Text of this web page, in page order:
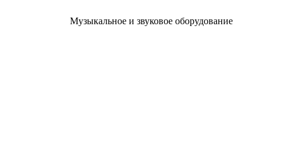
Музыкальное и звуковое оборудование